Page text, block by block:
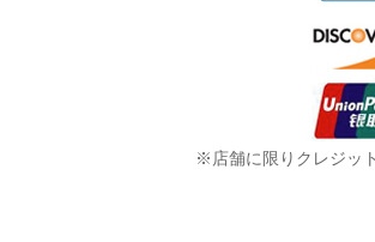
※店舗に限りクレジッ